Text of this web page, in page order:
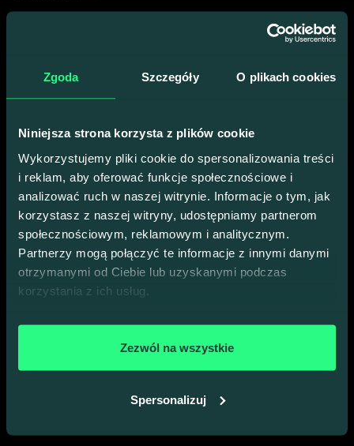
Zgoda Szczegóły O plikach cookies
Niniejsza strona korzysta z plików cookie
Wykorzystujemy pliki cookie do spersonalizowania treści
i reklam, aby oferować funkcje społecznościowe i
analizować ruch w naszej witrynie. Informacje o tym, jak
korzystasz z naszej witryny, udostępniamy partnerom
społecznościowym, reklamowym i analitycznym.
Partnerzy mogą połączyć te informacje z innymi danymi
otrzymanymi od Ciebie lub uzyskanymi podczas
korzystania z ich usług.
Zezwól na wszystkie
Spersonalizuj
Bartek Kuczyński